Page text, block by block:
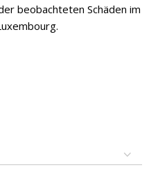
beobachteten Schäden im